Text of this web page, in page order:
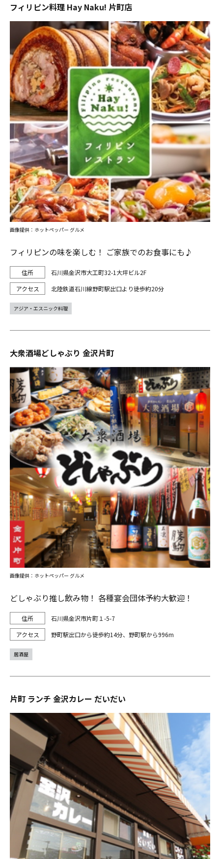
フィリピン料理 Hay Naku! 片町店
フィリピンの味を楽しむ！ ご家族でのお食事にも♪
石川県金沢市大工町32-1大坪ビル2F
北陸鉄道石川線野町駅出口より徒歩約20分
画像提供：ホットペッパー グルメ
アジア・エスニック料理
大衆酒場どしゃぶり 金沢片町
どしゃぶり推し飲み物！ 各種宴会団体予約大歓迎！
石川県金沢市片町１-5-7
野町駅出口から徒歩約14分、野町駅から996m
画像提供：ホットペッパー グルメ
居酒屋
片町 ランチ 金沢カレー だいだい